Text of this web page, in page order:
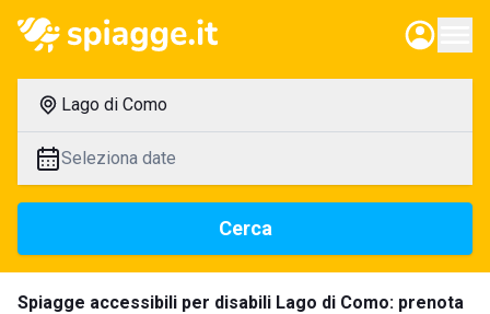
Lago di Como
Seleziona date
Cerca
Spiagge accessibili per disabili Lago di Como: prenota